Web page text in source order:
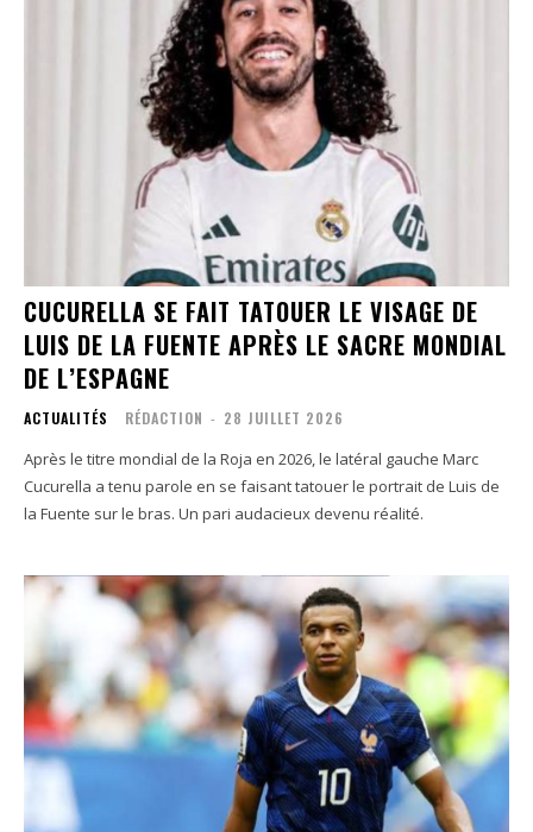
CUCURELLA SE FAIT TATOUER LE VISAGE DE
LUIS DE LA FUENTE APRÈS LE SACRE MONDIAL
DE L’ESPAGNE
ACTUALITÉS RÉDACTION - 28 JUILLET 2026
Après le titre mondial de la Roja en 2026, le latéral gauche Marc
Cucurella a tenu parole en se faisant tatouer le portrait de Luis de
la Fuente sur le bras. Un pari audacieux devenu réalité.